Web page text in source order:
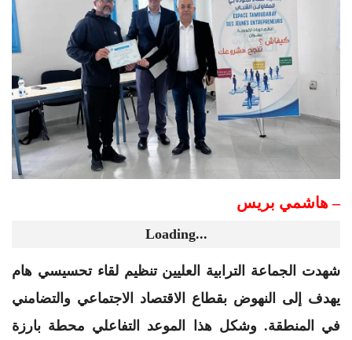
– هاشمي بريس
Loading...
​شهدت الجماعة الترابية العليين تنظيم لقاء تحسيسي هام
يهدف إلى النهوض بقطاع الاقتصاد الاجتماعي والتضامني
في المنطقة. وشكل هذا الموعد التفاعلي محطة بارزة